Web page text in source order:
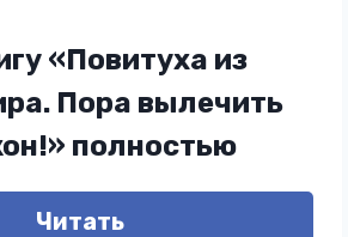
«Повитуха из
Пора вылечить
полностью
Читать